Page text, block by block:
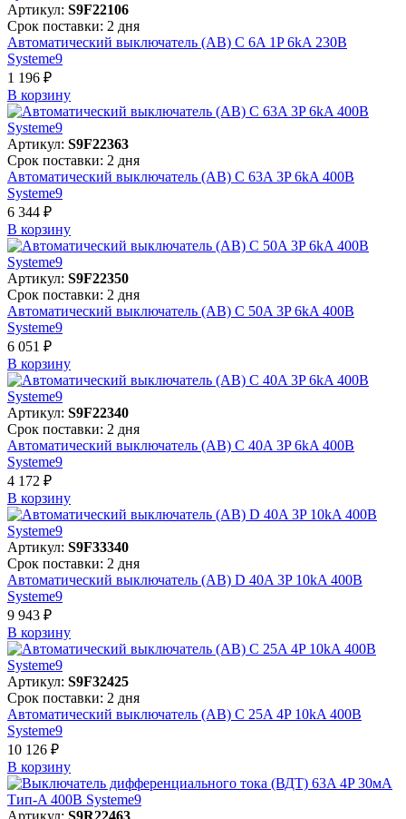
Артикул: S9F22106
Срок поставки: 2 дня
Автоматический выключатель (АВ) C 6A 1P 6kA 230В
Systeme9
1 196 ₽
В корзинy
Артикул: S9F22363
Срок поставки: 2 дня
Автоматический выключатель (АВ) C 63A 3P 6kA 400В
Systeme9
6 344 ₽
В корзинy
Артикул: S9F22350
Срок поставки: 2 дня
Автоматический выключатель (АВ) C 50A 3P 6kA 400В
Systeme9
6 051 ₽
В корзинy
Артикул: S9F22340
Срок поставки: 2 дня
Автоматический выключатель (АВ) C 40A 3P 6kA 400В
Systeme9
4 172 ₽
В корзинy
Артикул: S9F33340
Срок поставки: 2 дня
Автоматический выключатель (АВ) D 40A 3P 10kA 400В
Systeme9
9 943 ₽
В корзинy
Артикул: S9F32425
Срок поставки: 2 дня
Автоматический выключатель (АВ) C 25A 4P 10kA 400В
Systeme9
10 126 ₽
В корзинy
Артикул: S9R22463